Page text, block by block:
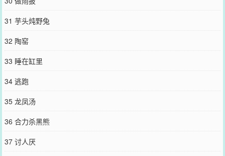
31 芋头炖野兔
32 陶窑
33 睡在缸里
34 逃跑
35 龙凤汤
36 合力杀黑熊
37 讨人厌